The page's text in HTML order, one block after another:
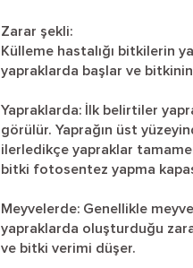
Zarar şekli:
Külleme hastalığı bitkilerin
yapraklarda başlar ve bitkinin
Yapraklarda: İlk belirtiler
görülür. Yaprağın üst
ilerledikçe yapraklar
bitki fotosentez yapma
Meyvelerde: Genellikle
yapraklarda oluşturduğu
ve bitki verimi düşer.